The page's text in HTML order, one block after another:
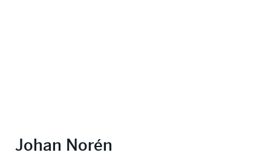
Johan Norén